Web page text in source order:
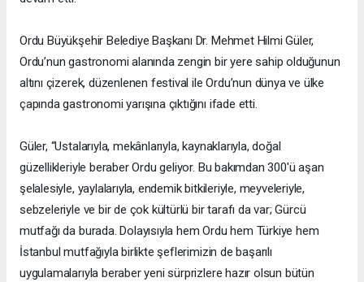
Ordu Büyükşehir Belediye Başkanı Dr. Mehmet Hilmi Güler,
Ordu’nun gastronomi alanında zengin bir yere sahip olduğunun
altını çizerek, düzenlenen festival ile Ordu’nun dünya ve ülke
çapında gastronomi yarışına çıktığını ifade etti.
Güler, “Ustalarıyla, mekânlarıyla, kaynaklarıyla, doğal
güzellikleriyle beraber Ordu geliyor. Bu bakımdan 300'ü aşan
şelalesiyle, yaylalarıyla, endemik bitkileriyle, meyveleriyle,
sebzeleriyle ve bir de çok kültürlü bir tarafı da var; Gürcü
mutfağı da burada. Dolayısıyla hem Ordu hem Türkiye hem
İstanbul mutfağıyla birlikte şeflerimizin de başarılı
uygulamalarıyla beraber yeni sürprizlere hazır olsun bütün